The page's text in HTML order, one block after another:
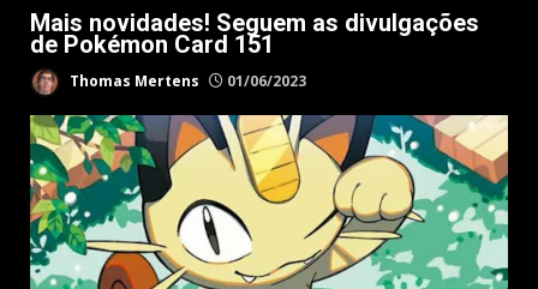
Mais novidades! Seguem as divulgações
de Pokémon Card 151
Thomas Mertens 01/06/2023